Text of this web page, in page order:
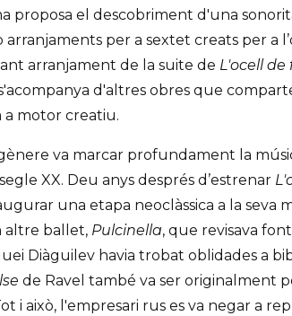
proposa el descobriment d'una
per a sextet creats per a
arranjament de la suite de L'ocell de
d'altres obres que
a motor creatiu.
va marcar profundament la
XX. Deu anys després d’estrenar
una etapa neoclàssica a la seva
altre ballet, Pulcinella, que revisava
Diàguilev havia trobat oblidades a
de Ravel també va ser originalment
i això, l'empresari rus es va negar a